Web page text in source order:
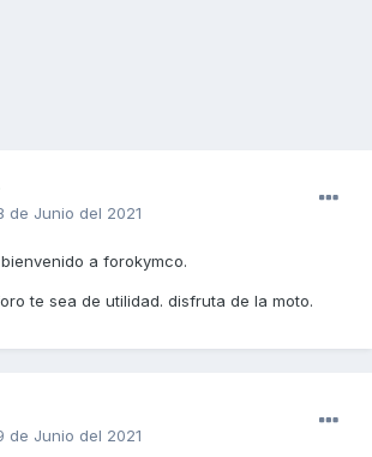
de Junio del 2021
a forokymco.
te sea de utilidad. disfruta de la moto.
de Junio del 2021